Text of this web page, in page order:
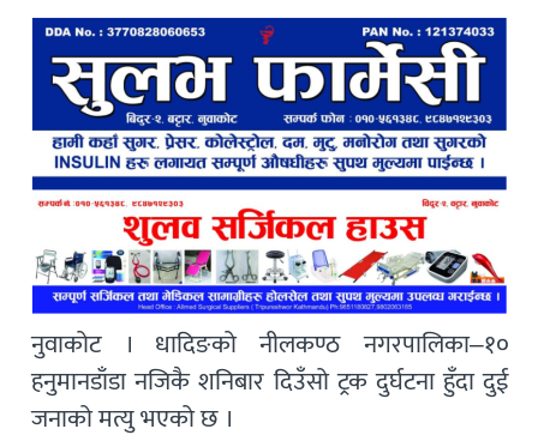
नुवाकोट । धादिङको नीलकण्ठ नगरपालिका–१०
हनुमानडाँडा नजिकै शनिबार दिउँसो ट्रक दुर्घटना हुँदा दुई
जनाको मत्यु भएको छ ।